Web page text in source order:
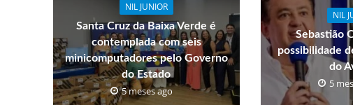
NIL JUNIOR
Santa Cruz da Baixa Verde é
contemplada com seis
minicomputadores pelo Governo
do Estado
5 meses ago
NIL
Sebastião
possibilidade
do
5